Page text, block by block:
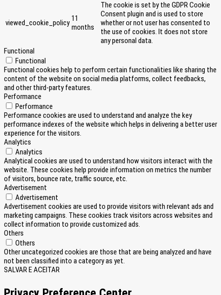
viewed_cookie_policy 11
months
The cookie is set by the GDPR Cookie
Consent plugin and is used to store
whether or not user has consented to
the use of cookies. It does not store
any personal data.
Functional
Functional
Functional cookies help to perform certain functionalities like sharing the
content of the website on social media platforms, collect feedbacks,
and other third-party features.
Performance
Performance
Performance cookies are used to understand and analyze the key
performance indexes of the website which helps in delivering a better user
experience for the visitors.
Analytics
Analytics
Analytical cookies are used to understand how visitors interact with the
website. These cookies help provide information on metrics the number
of visitors, bounce rate, traffic source, etc.
Advertisement
Advertisement
Advertisement cookies are used to provide visitors with relevant ads and
marketing campaigns. These cookies track visitors across websites and
collect information to provide customized ads.
Others
Others
Other uncategorized cookies are those that are being analyzed and have
not been classified into a category as yet.
SALVAR E ACEITAR